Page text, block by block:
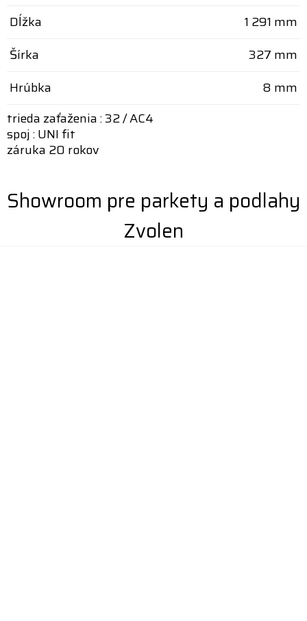
Dĺžka
1 291 mm
Šírka
327 mm
Hrúbka
8 mm
trieda zaťaženia : 32 / AC4
spoj : UNI fit
záruka 20 rokov
Showroom pre parkety a podlahy
Zvolen